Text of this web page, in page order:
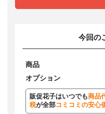
今回の
商品
オプション
販促花子はいつでも商品
税が全部コミコミの安心